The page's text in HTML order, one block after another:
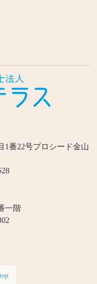
1番22号プロシード金山
一階